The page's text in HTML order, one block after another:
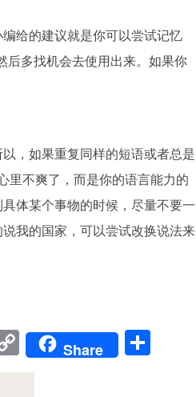
给的建议就是你可以尝试记忆
后多找机会去使用出来。如果你
，如果重复同样的短语或者总是
里不爽了，而是你的语言能力的
体某个事物的时候，尽量不要一
说我的国家，可以尝试改换说法来
CopyShare